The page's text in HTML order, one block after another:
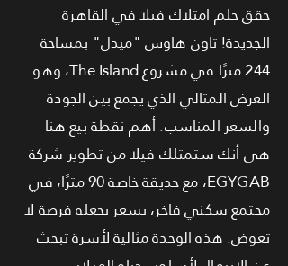
حقق حلم امتلاك فيلا في القاهرة
الجديدة! تاون هاوس "ميدل" بمساحة
244 مترًا في مشروع The Island، وهو
العرض المثالي الذي يجمع بين الجودة
والسعر المناسب. أهم نقطة بيع هنا
هي أنك ستمتلك فيلا من تطوير شركة
EGYGAB، مع حديقة خاصة 90 مترًا، في
مجتمع سكني فاخر، بسعر يجعله فرصة لا
تعوض. هذه الوحدة مثالية لأسرة تبحث